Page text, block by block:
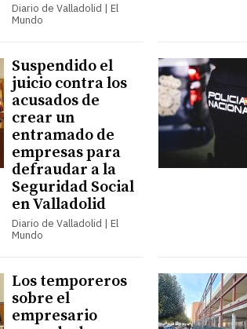
Diario de Valladolid | El
Mundo
Suspendido el
juicio contra los
acusados de
crear un
entramado de
empresas para
defraudar a la
Seguridad Social
en Valladolid
Diario de Valladolid | El
Mundo
Los temporeros
sobre el
empresario